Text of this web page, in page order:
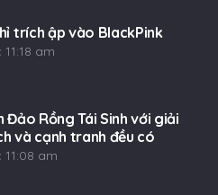
trích ập vào BlackPink
am
Đảo Rồng Tái Sinh với giải
và cạnh tranh đều có
am